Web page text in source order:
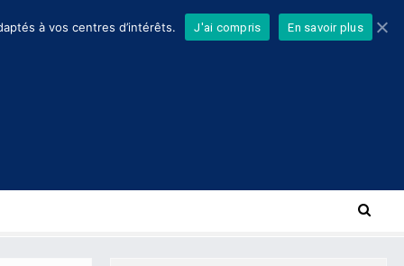
à vos centres d’intérêts. J'ai compris En savoir plus